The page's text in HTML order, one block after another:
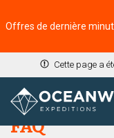
Cette page a
Accueil
FAQ